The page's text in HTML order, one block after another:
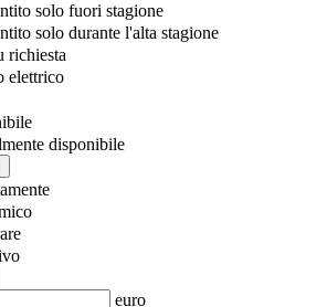
solo fuori stagione
solo durante l'alta stagione
richiesta
elettrico
disponibile
euro